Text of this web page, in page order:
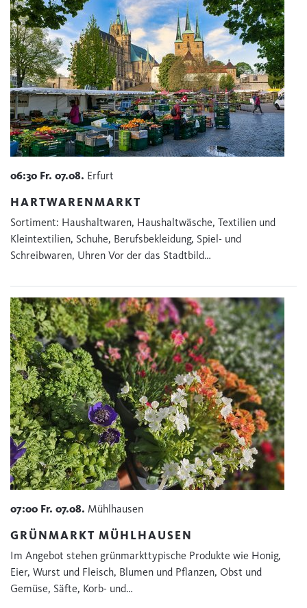
06:30 Fr. 07.08. Erfurt
HARTWARENMARKT
Sortiment: Haushaltwaren, Haushaltwäsche, Textilien und
Kleintextilien, Schuhe, Berufsbekleidung, Spiel- und
Schreibwaren, Uhren Vor der das Stadtbild…
07:00 Fr. 07.08. Mühlhausen
GRÜNMARKT MÜHLHAUSEN
Im Angebot stehen grünmarkttypische Produkte wie Honig,
Eier, Wurst und Fleisch, Blumen und Pflanzen, Obst und
Gemüse, Säfte, Korb- und…